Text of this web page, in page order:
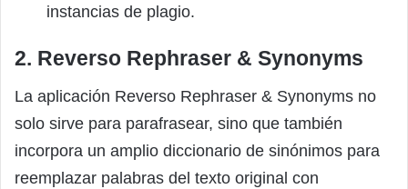
instancias de plagio.
2. Reverso Rephraser & Synonyms
La aplicación Reverso Rephraser & Synonyms no
solo sirve para parafrasear, sino que también
incorpora un amplio diccionario de sinónimos para
reemplazar palabras del texto original con